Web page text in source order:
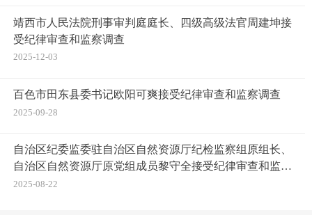
靖西市人民法院刑事审判庭庭长、四级高级法官周建坤接
受纪律审查和监察调查
2025-12-03
百色市田东县委书记欧阳可爽接受纪律审查和监察调查
2025-09-28
自治区纪委监委驻自治区自然资源厅纪检监察组原组长、
自治区自然资源厅原党组成员黎守全接受纪律审查和监察
调查
2025-08-22